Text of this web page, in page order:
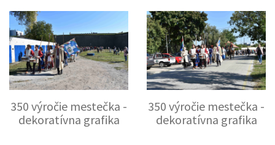
350 výročie mestečka -
dekoratívna grafika
350 výročie mestečka -
dekoratívna grafika